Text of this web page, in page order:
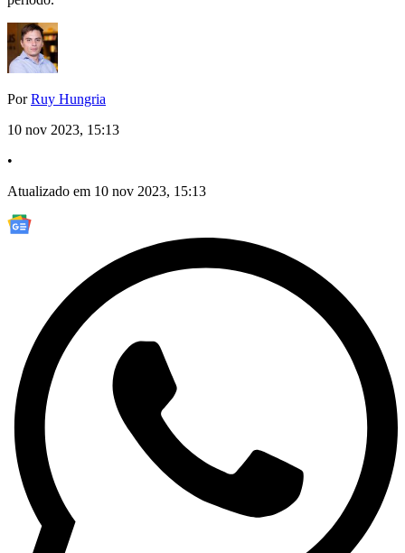
PorRuy Hungria
10 nov 2023, 15:13
•
Atualizado em 10 nov 2023, 15:13